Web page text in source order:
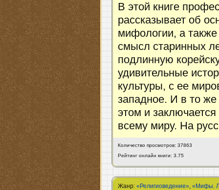
В этой книге
рассказывает об
мифологии, а
смысл старинных
подлинную
удивительные
культуры, с ее
западное. И в то
этом и
всему миру. На
Количество просмотров: 37863
Рейтинг онлайн книги: 3.75
Жанр:«Религиоведение» ,«Мифы.